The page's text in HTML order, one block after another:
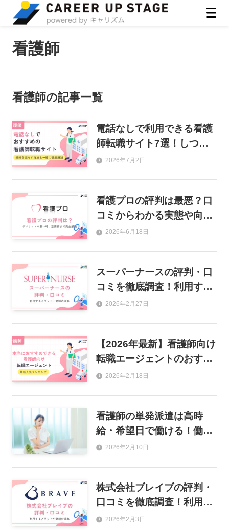
看護師
看護師の記事一覧
電話なしで利用できる看護
師転職サイト7選！しつこ
い連絡を減らす方法も解
2026年7月2日
看護プロの評判は最悪？口
コミからわかる実態や向い
ている人を徹底解説！
2026年6月18日
スーパーナースの評判・口
コミを徹底調査！利用する
メリットや登録の流れも解
2026年2月27日
【2026年最新】看護師向け
転職エージェントのおすす
め人気ランキング17選
2026年2月18日
看護師の単発派遣は高時
給・希望日で働ける！働き
方のコツとおすすめ派遣会
2026年2月10日
株式会社ブレイブの評判・
口コミを徹底調査！利用す
るメリットや登録の流れも
2026年2月3日